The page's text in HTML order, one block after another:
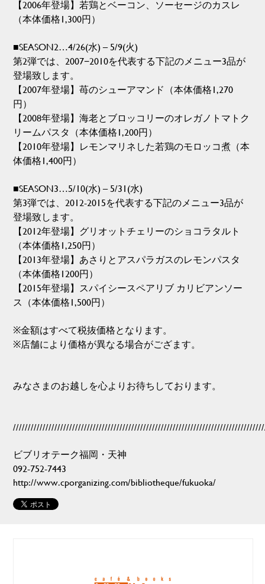
【2006年登場】若鶏とベーコン、ソーセージのカスレ
（本体価格1,300円）
■SEASON2…4/26(水) – 5/9(火)
第2弾では、2007−2010を代表する下記のメニュー3品が
登場致します。
【2007年登場】苺のシューアマンド（本体価格1,270
円）
【2008年登場】海老とブロッコリーのオレガノトマトク
リームパスタ（本体価格1,200円）
【2010年登場】レモンマリネした若鶏のモロッコ煮（本
体価格1,400円）
■SEASON3…5/10(水) – 5/31(水)
第3弾では、2012-2015を代表する下記のメニュー3品が
登場致します。
【2012年登場】グリオットチェリーのショコラタルト
（本体価格1,250円）
【2013年登場】あさりとアスパラガスのレモンパスタ
（本体価格1200円）
【2015年登場】スパイシースペアリブ カリビアンソー
ス（本体価格1,500円）
※金額はすべて税抜価格となります。
※店舗により価格が異なる場合がござます。
みなさまのお越しを心よりお待ちしております。
ビブリオテーク福岡・天神
092-752-7443
http://www.cporganizing.com/bibliotheque/fukuoka/